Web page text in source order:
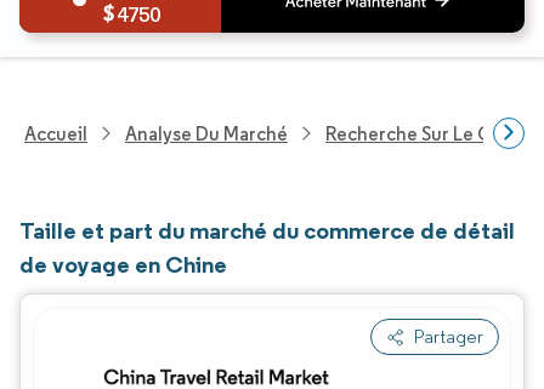
4750
Accueil Analyse Du Marché Recherche Sur Le
Taille et part du marché du commerce de détail
de voyage en Chine
Partager